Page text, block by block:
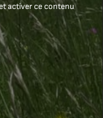
activer ce contenu